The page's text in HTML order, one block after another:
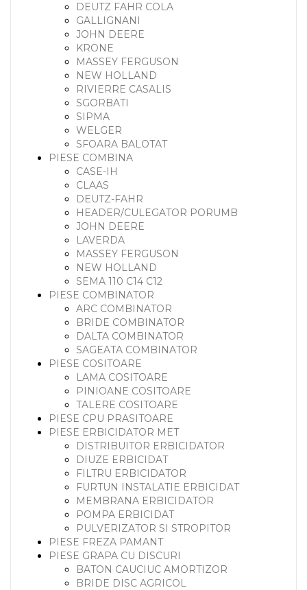
DEUTZ FAHR COLA
GALLIGNANI
JOHN DEERE
KRONE
MASSEY FERGUSON
NEW HOLLAND
RIVIERRE CASALIS
SGORBATI
SIPMA
WELGER
SFOARA BALOTAT
PIESE COMBINA
CASE-IH
CLAAS
DEUTZ-FAHR
HEADER/CULEGATOR PORUMB
JOHN DEERE
LAVERDA
MASSEY FERGUSON
NEW HOLLAND
SEMA 110 C14 C12
PIESE COMBINATOR
ARC COMBINATOR
BRIDE COMBINATOR
DALTA COMBINATOR
SAGEATA COMBINATOR
PIESE COSITOARE
LAMA COSITOARE
PINIOANE COSITOARE
TALERE COSITOARE
PIESE CPU PRASITOARE
PIESE ERBICIDATOR MET
DISTRIBUITOR ERBICIDATOR
DIUZE ERBICIDAT
FILTRU ERBICIDATOR
FURTUN INSTALATIE ERBICIDAT
MEMBRANA ERBICIDATOR
POMPA ERBICIDAT
PULVERIZATOR SI STROPITOR
PIESE FREZA PAMANT
PIESE GRAPA CU DISCURI
BATON CAUCIUC AMORTIZOR
BRIDE DISC AGRICOL